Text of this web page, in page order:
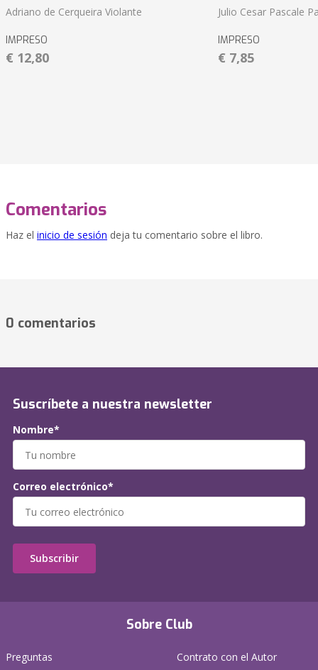
Adriano de Cerqueira Violante
IMPRESO
€ 12,80
Julio Cesar Pascale
IMPRESO
€ 7,85
Comentarios
Haz el inicio de sesión deja tu comentario sobre el libro.
0 comentarios
Sobre Club
Preguntas
Contrato con el Autor
Suscríbete a nuestra newsletter
Nombre*
Correo electrónico*
Subscribir